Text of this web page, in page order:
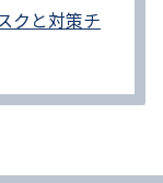
クと対策チ